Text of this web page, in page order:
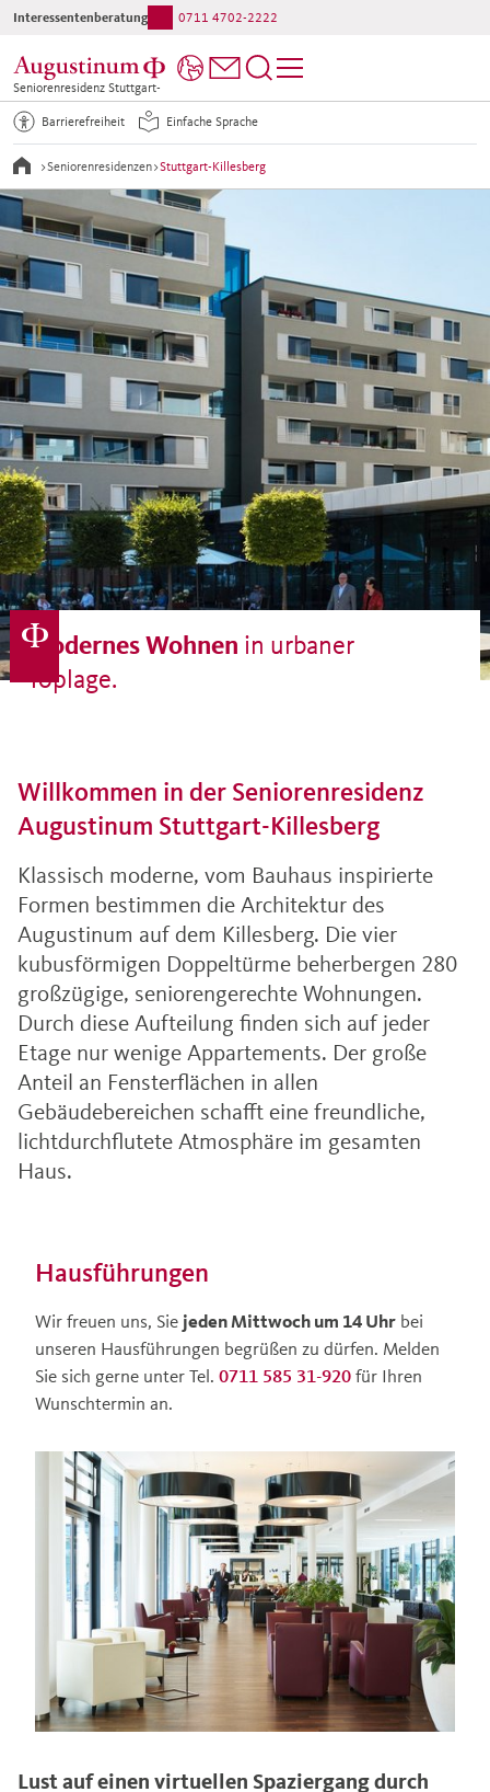
Seniorenresidenz Stuttgart-
Killesberg
Interessentenberatung: 0711 4702-2222
Ihr direkter Kontakt ins Haus: 0711 58531-0
>Seniorenresidenzen>Stuttgart-Killesberg
Barrierefreiheit Einfache Sprache
Modernes Wohnen in urbaner
Toplage.
Willkommen in der Seniorenresidenz
Augustinum Stuttgart-Killesberg
Klassisch moderne, vom Bauhaus inspirierte
Formen bestimmen die Architektur des
Augustinum auf dem Killesberg. Die vier
kubusförmigen Doppeltürme beherbergen 280
großzügige, seniorengerechte Wohnungen.
Durch diese Aufteilung finden sich auf jeder
Etage nur wenige Appartements. Der große
Anteil an Fensterflächen in allen
Gebäudebereichen schafft eine freundliche,
lichtdurchflutete Atmosphäre im gesamten
Haus.
Hausführungen
Wir freuen uns, Sie jeden Mittwoch um 14 Uhr bei
unseren Hausführungen begrüßen zu dürfen. Melden
Sie sich gerne unter Tel. 0711 585 31-920für Ihren
Wunschtermin an.
Lust auf einen virtuellen Spaziergang durch